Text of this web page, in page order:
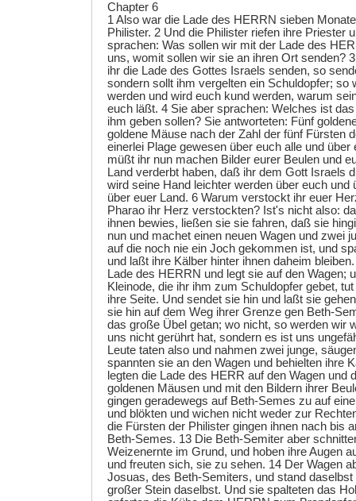
Chapter 6
1 Also war die Lade des HERRN sieben
Philister. 2 Und die Philister riefen ihre Priester
sprachen: Was sollen wir mit der Lade des
uns, womit sollen wir sie an ihren Ort senden?
ihr die Lade des Gottes Israels senden, so
sondern sollt ihm vergelten ein Schuldopfer; so
werden und wird euch kund werden, warum
euch läßt. 4 Sie aber sprachen: Welches ist
ihm geben sollen? Sie antworteten: Fünf
goldene Mäuse nach der Zahl der fünf Fürsten
einerlei Plage gewesen über euch alle und über
müßt ihr nun machen Bilder eurer Beulen und
Land verderbt haben, daß ihr dem Gott Israels
wird seine Hand leichter werden über euch und
über euer Land. 6 Warum verstockt ihr euer
Pharao ihr Herz verstockten? Ist's nicht also:
ihnen bewies, ließen sie sie fahren, daß sie
nun und machet einen neuen Wagen und zwei
auf die noch nie ein Joch gekommen ist, und
und laßt ihre Kälber hinter ihnen daheim
Lade des HERRN und legt sie auf den Wagen;
Kleinode, die ihr ihm zum Schuldopfer gebet,
ihre Seite. Und sendet sie hin und laßt sie
sie hin auf dem Weg ihrer Grenze gen Beth-
das große Übel getan; wo nicht, so werden wir
uns nicht gerührt hat, sondern es ist uns
Leute taten also und nahmen zwei junge,
spannten sie an den Wagen und behielten ihre
legten die Lade des HERR auf den Wagen und
goldenen Mäusen und mit den Bildern ihrer
gingen geradewegs auf Beth-Semes zu auf
und blökten und wichen nicht weder zur
die Fürsten der Philister gingen ihnen nach bis
Beth-Semes. 13 Die Beth-Semiter aber
Weizenernte im Grund, und hoben ihre Augen
und freuten sich, sie zu sehen. 14 Der Wagen
Josuas, des Beth-Semiters, und stand daselbst
großer Stein daselbst. Und sie spalteten das